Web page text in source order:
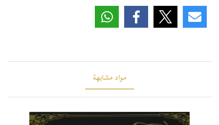
مواد مشابهة